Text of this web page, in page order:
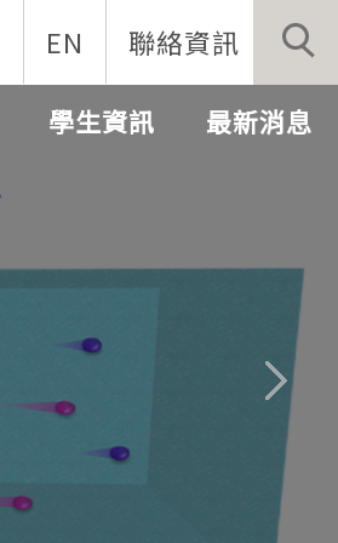
EN 聯絡資訊
學生資訊 最新消息